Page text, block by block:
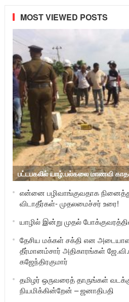
MOST VIEWED POSTS
பட்டபகலில் யாழ்.பல்கலை மாணவி
என்னை பழிவாங்குவதாக
விடாதீர்கள்- முதலமைச்சர் உரை!
யாழில் இன்று முதல்
தேசிய மக்கள் சக்தி என
தீர்மானம்சார் அதிகாரங்கள்
கஜேந்திரகுமார்
தமிழர் ஒருவரைத் தாருங்கள்
நியமிக்கின்றேன் – ஜனாதிபதி